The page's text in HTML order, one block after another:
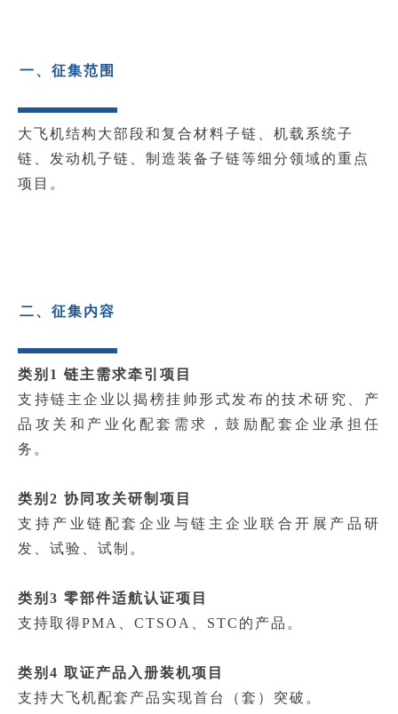
一、征集范围
大飞机结构大部段和复合材料子链、机载系统子
链、发动机子链、制造装备子链等细分领域的重点
项目。
二、征集内容
类别1 链主需求牵引项目
支持链主企业以揭榜挂帅形式发布的技术研究、产
品攻关和产业化配套需求，鼓励配套企业承担任
务。
类别2 协同攻关研制项目
支持产业链配套企业与链主企业联合开展产品研
发、试验、试制。
类别3 零部件适航认证项目
支持取得PMA、CTSOA、STC的产品。
类别4 取证产品入册装机项目
支持大飞机配套产品实现首台（套）突破。